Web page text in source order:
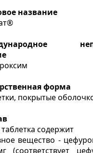
название
форма
покрытые
содержит
вещество -
(соответствует